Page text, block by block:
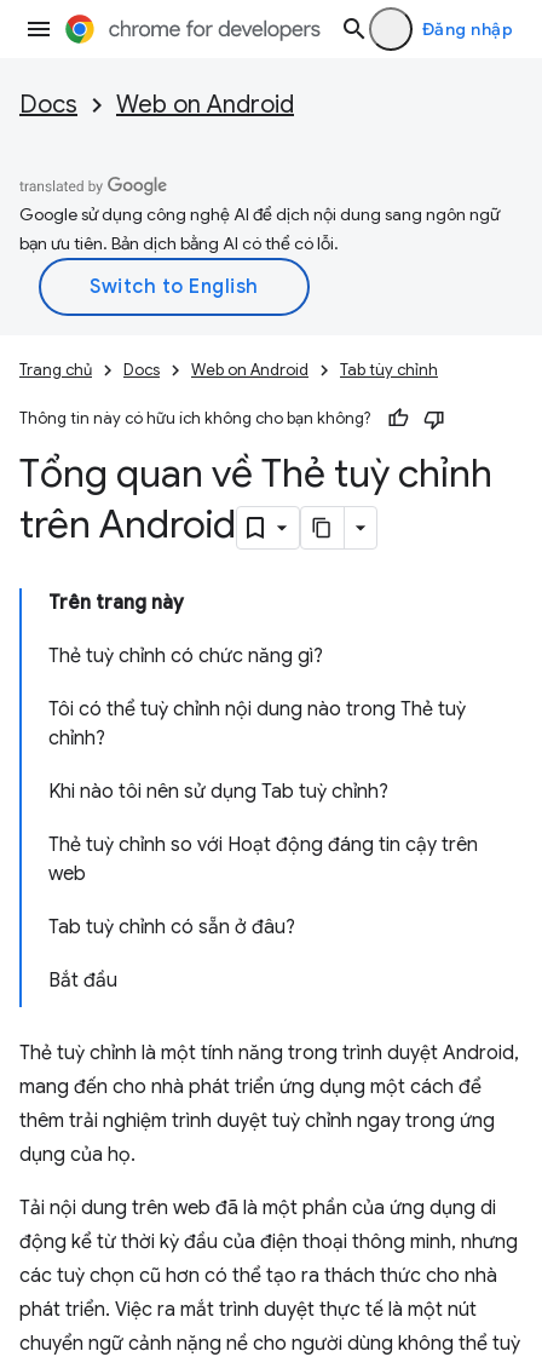
Đăng nhập
Docs Web on Android
Google sử dụng công nghệ AI để dịch nội dung sang ngôn ngữ
bạn ưu tiên. Bản dịch bằng AI có thể có lỗi.
Trang chủ Docs Web on Android Tab tùy chỉnh
Thông tin này có hữu ích không cho bạn không?
Tổng quan về Thẻ tuỳ chỉnh
trên Android
Trên trang này
Thẻ tuỳ chỉnh có chức năng gì?
Tôi có thể tuỳ chỉnh nội dung nào trong Thẻ tuỳ
chỉnh?
Khi nào tôi nên sử dụng Tab tuỳ chỉnh?
Thẻ tuỳ chỉnh so với Hoạt động đáng tin cậy trên
web
Tab tuỳ chỉnh có sẵn ở đâu?
Bắt đầu
Thẻ tuỳ chỉnh là một tính năng trong trình duyệt Android,
mang đến cho nhà phát triển ứng dụng một cách để
thêm trải nghiệm trình duyệt tuỳ chỉnh ngay trong ứng
dụng của họ.
Tải nội dung trên web đã là một phần của ứng dụng di
động kể từ thời kỳ đầu của điện thoại thông minh, nhưng
các tuỳ chọn cũ hơn có thể tạo ra thách thức cho nhà
phát triển. Việc ra mắt trình duyệt thực tế là một nút
chuyển ngữ cảnh nặng nề cho người dùng không thể tuỳ